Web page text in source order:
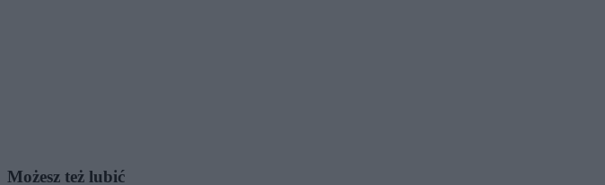
Możesz też lubić